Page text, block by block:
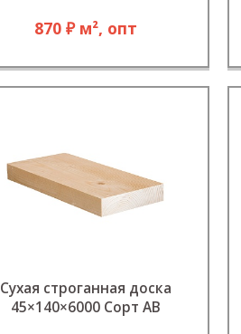
870 ₽ м², опт
Сухая строганная доска
45×140×6000 Сорт АВ